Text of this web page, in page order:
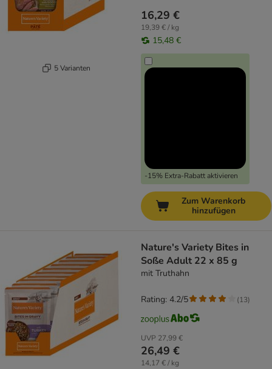
5 Varianten
16,29 €
19,39 € / kg
15,48 €
-15% Extra-Rabatt aktivieren
Zum Warenkorb
hinzufügen
Nature's Variety Bites in
Soße Adult 22 x 85 g
mit Truthahn
UVP 27,99 €
26,49 €
14,17 € / kg
Rating: 4.2/5 (13)